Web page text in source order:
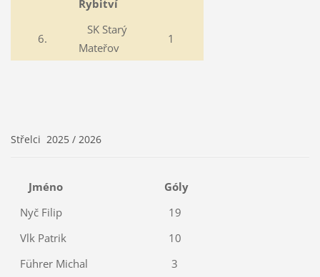
Rybitví
6.
SK Starý
Mateřov
1
Střelci 2025 / 2026
Jméno
Góly
Nyč Filip
19
Vlk Patrik
10
Führer Michal
3